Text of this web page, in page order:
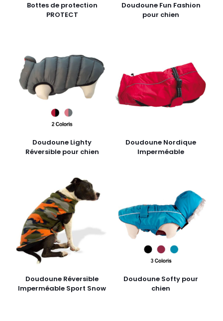
Bottes de protection
PROTECT
Doudoune Fun Fashion
pour chien
Doudoune Lighty
Réversible pour chien
Doudoune Nordique
Imperméable
Doudoune Réversible
Imperméable Sport Snow
Doudoune Softy pour
chien